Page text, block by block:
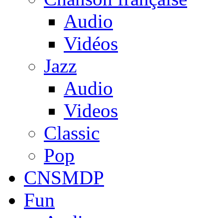
Audio
Vidéos
Jazz
Audio
Videos
Classic
Pop
CNSMDP
Fun